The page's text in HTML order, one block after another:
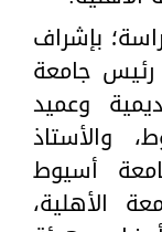
بإشراف
جامعة
وعميد
والأستاذ
أسيوط
الأهلية،